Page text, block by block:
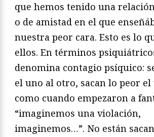
que hemos tenido una
o de amistad en el que
nuestra peor cara. Esto es lo
ellos. En términos
denomina contagio psíquico:
el uno al otro, sacan lo peor
como cuando empezaron a
“imaginemos una violación,
imaginemos…”. No están